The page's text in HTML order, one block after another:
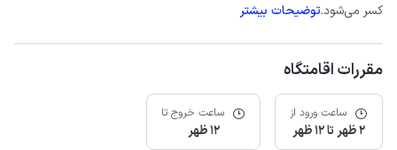
کسر می‌شود.توضیحات بیشتر
مقررات اقامتگاه
ساعت ورود از
2 ظهر تا 12 ظهر
ساعت خروج تا
12 ظهر